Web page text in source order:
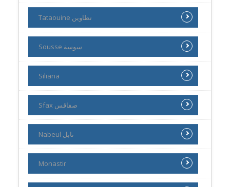
Tataouine تطاوين
Sousse سوسة
Siliana
Sfax صفاقس
Nabeul نابل
Monastir